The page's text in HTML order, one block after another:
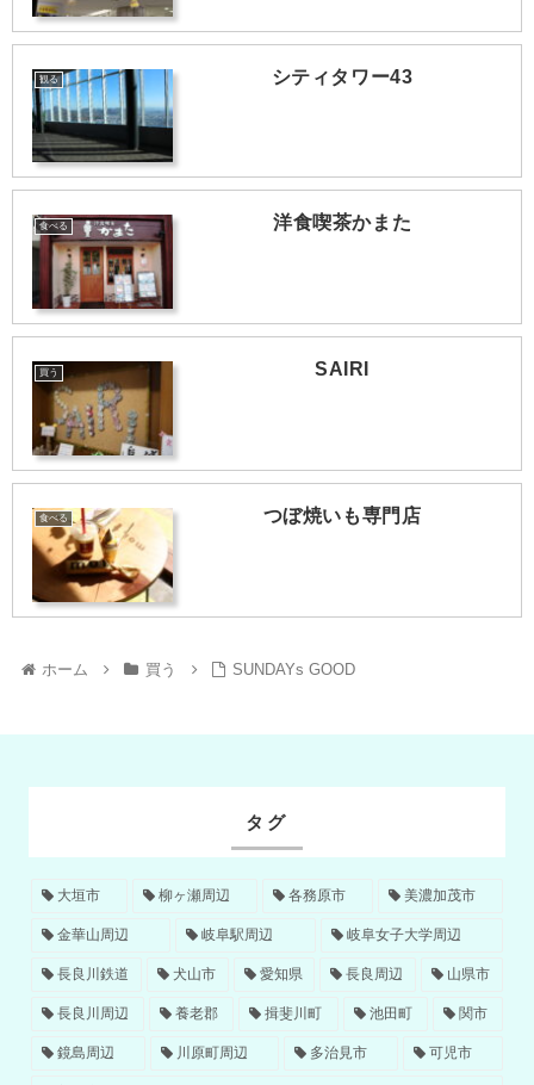
観る シティタワー43
食べる 洋食喫茶かまた
買う SAIRI
食べる つぼ焼いも専門店
ホーム 買う SUNDAYs GOOD
タグ
大垣市 柳ヶ瀬周辺 各務原市 美濃加茂市
金華山周辺 岐阜駅周辺 岐阜女子大学周辺
長良川鉄道 犬山市 愛知県 長良周辺 山県市
長良川周辺 養老郡 揖斐川町 池田町 関市
鏡島周辺 川原町周辺 多治見市 可児市